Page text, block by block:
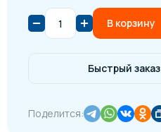
В корзину
Быстрый заказ
Поделится: